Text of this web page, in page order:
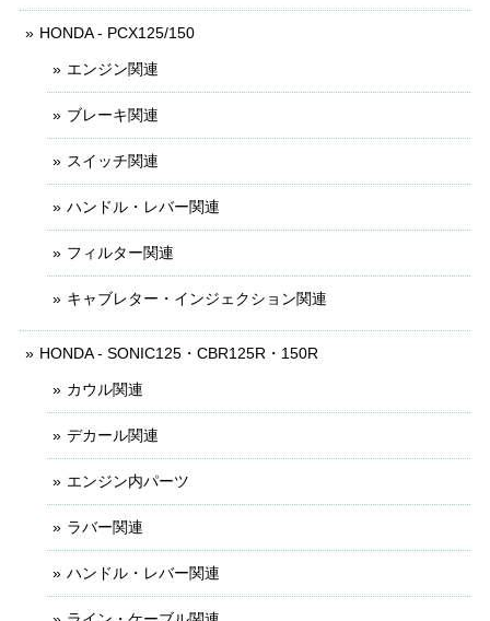
HONDA - PCX125/150
エンジン関連
ブレーキ関連
スイッチ関連
ハンドル・レバー関連
フィルター関連
キャブレター・インジェクション関連
HONDA - SONIC125・CBR125R・150R
カウル関連
デカール関連
エンジン内パーツ
ラバー関連
ハンドル・レバー関連